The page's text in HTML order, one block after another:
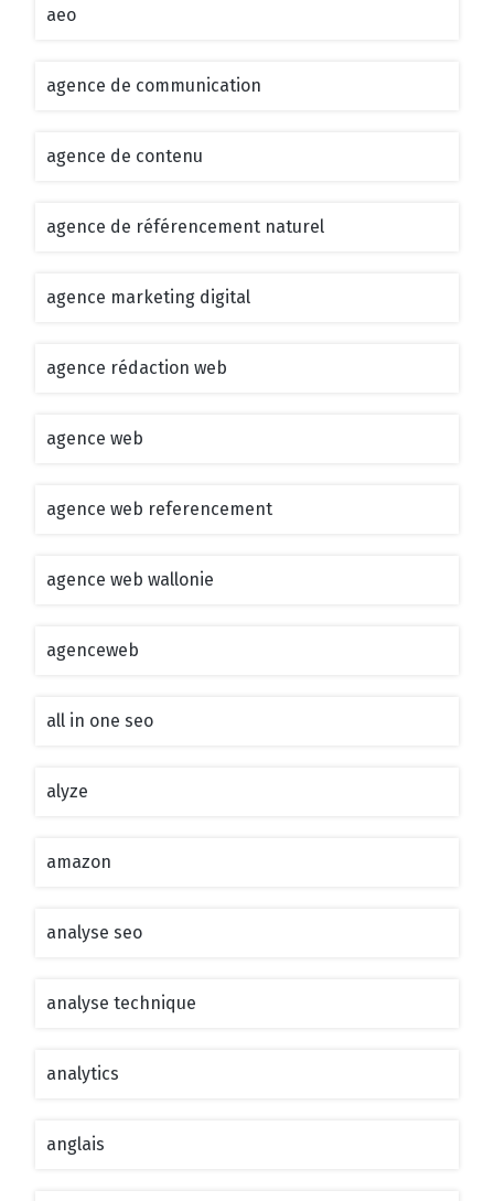
aeo
agence de communication
agence de contenu
agence de référencement naturel
agence marketing digital
agence rédaction web
agence web
agence web referencement
agence web wallonie
agenceweb
all in one seo
alyze
amazon
analyse seo
analyse technique
analytics
anglais